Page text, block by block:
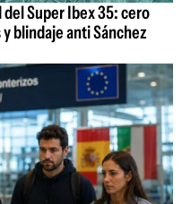
Super Ibex 35: cero
blindaje anti Sánchez